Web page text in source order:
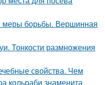
меры борьбы. Вершинная
Тонкости размножения
свойства. Чем
кольраби знаменита